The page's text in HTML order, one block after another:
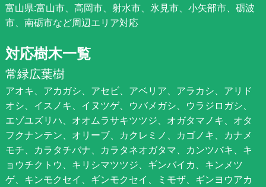
富山県:富山市、高岡市、射水市、氷見市、小矢部市、砺波
市、南砺市など周辺エリア対応
対応樹木一覧
常緑広葉樹
アオキ、アカガシ、アセビ、アベリア、アラカシ、アリド
オシ、イスノキ、イヌツゲ、ウバメガシ、ウラジロガシ、
エゾユズリハ、オオムラサキツツジ、オガタマノキ、オタ
フクナンテン、オリーブ、カクレミノ、カゴノキ、カナメ
モチ、カラタチバナ、カラタネオガタマ、カンツバキ、キ
ョウチクトウ、キリシマツツジ、ギンバイカ、キンメツ
ゲ、キンモクセイ、ギンモクセイ、ミモザ、ギンヨウアカ